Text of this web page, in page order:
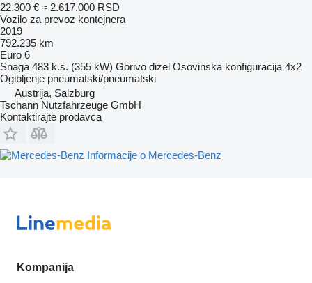
22.300 € ≈ 2.617.000 RSD
Vozilo za prevoz kontejnera
2019
792.235 km
Euro 6
Snaga 483 k.s. (355 kW) Gorivo dizel Osovinska konfiguracija 4x2
Ogibljenje pneumatski/pneumatski
Austrija, Salzburg
Tschann Nutzfahrzeuge GmbH
Kontaktirajte prodavca
Informacije o Mercedes-Benz
Kompanija